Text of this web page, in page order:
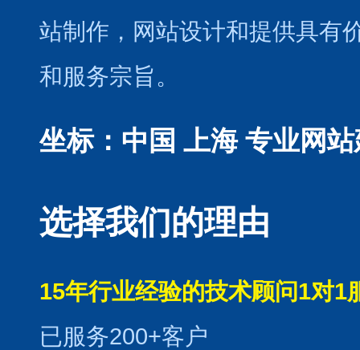
站制作 ， 网站设计和提供具有
和服务宗旨。
坐标：中国 上海 专业网
选择我们的理由
15年行业经验的技术顾问1对1
已服务200+客户